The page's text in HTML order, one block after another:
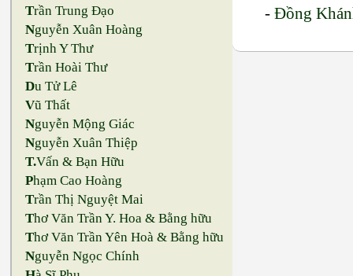
Trần Trung Đạo
Nguyễn Xuân Hoàng
Trịnh Y Thư
Trần Hoài Thư
Du Tử Lê
Vũ Thất
Nguyễn Mộng Giác
Nguyễn Xuân Thiệp
T.Vấn & Bạn Hữu
Phạm Cao Hoàng
Trần Thị Nguyệt Mai
Thơ Văn Trần Y. Hoa & Bằng hữu
Thơ Văn Trần Yên Hoà & Bằng hữu
Nguyễn Ngọc Chính
-Đồng